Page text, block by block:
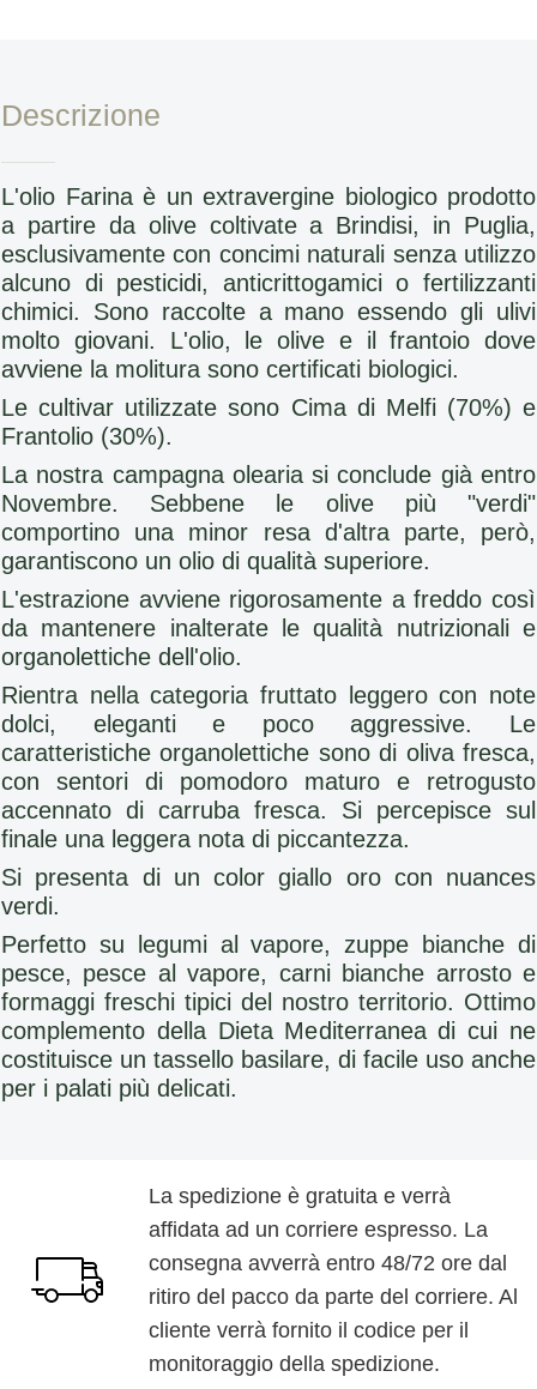
Descrizione
L'olio Farina è un extravergine biologico prodotto
a partire da olive coltivate a Brindisi, in Puglia,
esclusivamente con concimi naturali senza utilizzo
alcuno di pesticidi, anticrittogamici o fertilizzanti
chimici. Sono raccolte a mano essendo gli ulivi
molto giovani. L'olio, le olive e il frantoio dove
avviene la molitura sono certificati biologici.
Le cultivar utilizzate sono Cima di Melfi (70%) e
Frantolio (30%).
La nostra campagna olearia si conclude già entro
Novembre. Sebbene le olive più "verdi"
comportino una minor resa d'altra parte, però,
garantiscono un olio di qualità superiore.
L'estrazione avviene rigorosamente a freddo così
da mantenere inalterate le qualità nutrizionali e
organolettiche dell'olio.
Rientra nella categoria fruttato leggero con note
dolci, eleganti e poco aggressive. Le
caratteristiche organolettiche sono di oliva fresca,
con sentori di pomodoro maturo e retrogusto
accennato di carruba fresca. Si percepisce sul
finale una leggera nota di piccantezza.
Si presenta di un color giallo oro con nuances
verdi.
Perfetto su legumi al vapore, zuppe bianche di
pesce, pesce al vapore, carni bianche arrosto e
formaggi freschi tipici del nostro territorio. Ottimo
complemento della Dieta Mediterranea di cui ne
costituisce un tassello basilare, di facile uso anche
per i palati più delicati.
La spedizione è gratuita e verrà
affidata ad un corriere espresso. La
consegna avverrà entro 48/72 ore dal
ritiro del pacco da parte del corriere. Al
cliente verrà fornito il codice per il
monitoraggio della spedizione.